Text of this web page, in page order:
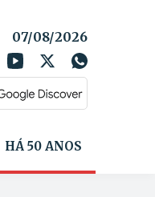
07/08/2026
HÁ 50 ANOS